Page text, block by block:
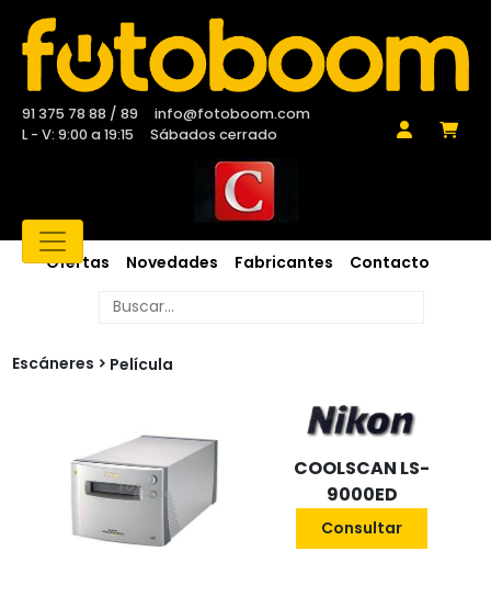
91 375 78 88 / 89
info@fotoboom.com
L - V: 9:00 a 19:15
Sábados cerrado
Ofertas Novedades Fabricantes Contacto
Escáneres Película
COOLSCAN LS-
9000ED
Consultar